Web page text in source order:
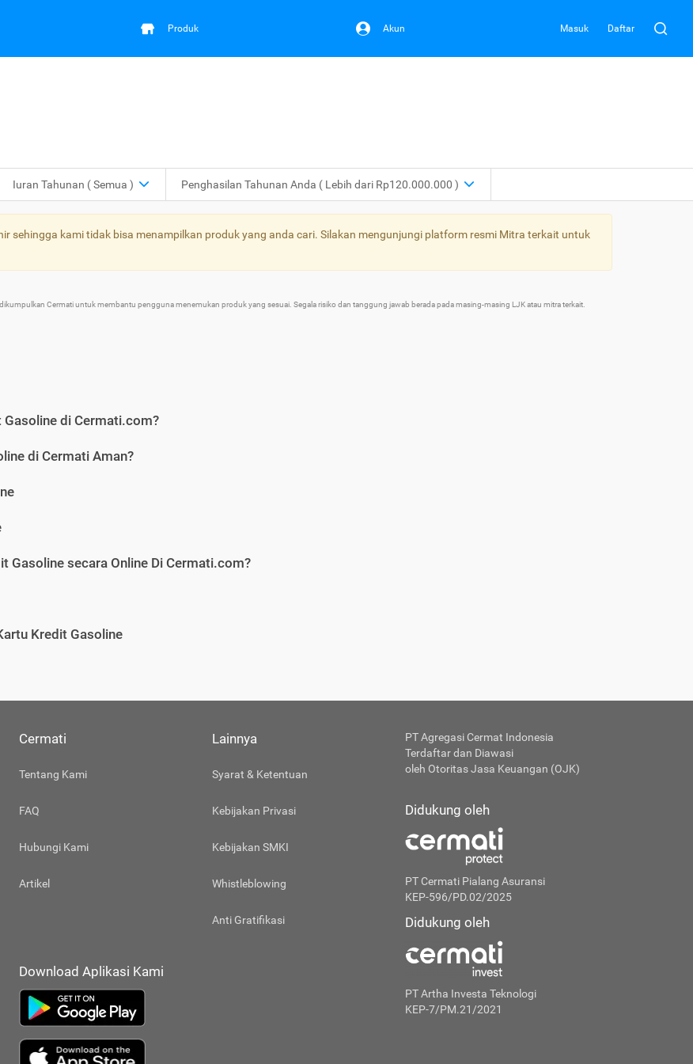
Produk Akun Masuk Daftar
Iuran Tahunan ( Semua ) Penghasilan Tahunan Anda ( Lebih dari Rp120.000.000 )
sehingga kami tidak bisa menampilkan produk yang anda cari. Silakan mengunjungi platform resmi Mitra terkait untuk
Cermati untuk membantu pengguna menemukan produk yang sesuai. Segala risiko dan tanggung jawab berada pada masing-masing LJK atau mitra terkait.
Gasoline di Cermati.com?
di Cermati Aman?
Gasoline secara Online Di Cermati.com?
Kredit Gasoline
Cermati
Tentang Kami
FAQ
Hubungi Kami
Artikel
Lainnya
Syarat & Ketentuan
Kebijakan Privasi
Kebijakan SMKI
Whistleblowing
Anti Gratifikasi
Download Aplikasi Kami
PT Agregasi Cermat Indonesia
Terdaftar dan Diawasi
oleh Otoritas Jasa Keuangan (OJK)
Didukung oleh
PT Cermati Pialang Asuransi
KEP-596/PD.02/2025
Didukung oleh
PT Artha Investa Teknologi
KEP-7/PM.21/2021